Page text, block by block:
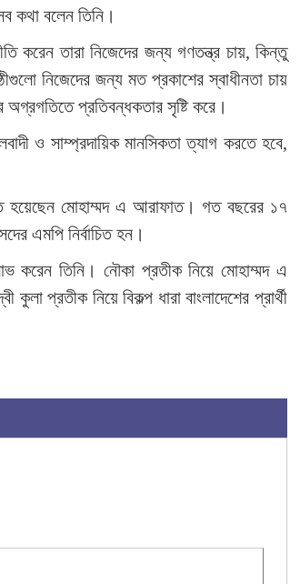
কথা বলেন তিনি।
করেন তারা নিজেদের জন্য গণতন্ত্র চায়, কিন্তু
নিজেদের জন্য মত প্রকাশের স্বাধীনতা চায়
অগ্রগতিতে প্রতিবন্ধকতার সৃষ্টি করে।
ও সাম্প্রদায়িক মানসিকতা ত্যাগ করতে হবে,
হয়েছেন মোহাম্মদ এ আরাফাত। গত বছরের ১৭
এমপি নির্বাচিত হন।
করেন তিনি। নৌকা প্রতীক নিয়ে মোহাম্মদ এ
প্রতীক নিয়ে বিকল্প ধারা বাংলাদেশের প্রার্থী